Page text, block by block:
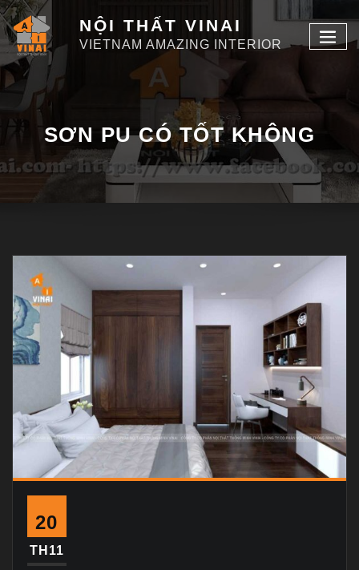
NỘI THẤT VINAI
VIETNAM AMAZING INTERIOR
SƠN PU CÓ TỐT KHÔNG
20
TH11